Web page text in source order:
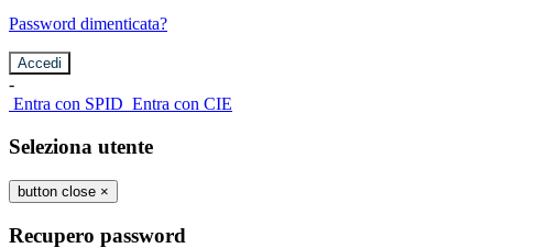
Password dimenticata?
-
Entra con SPID Entra con CIE
Seleziona utente
button close ×
Recupero password